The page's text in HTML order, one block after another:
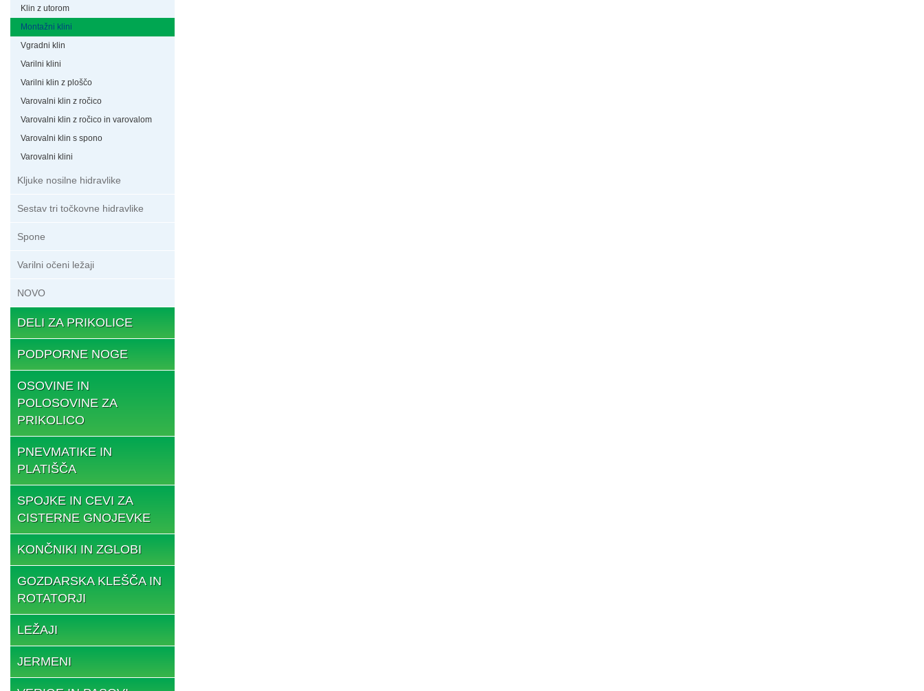
Klin z utorom
Montažni klini
Vgradni klin
Varilni klini
Varilni klin z ploščo
Varovalni klin z ročico
Varovalni klin z ročico in varovalom
Varovalni klin s spono
Varovalni klini
Kljuke nosilne hidravlike
Sestav tri točkovne hidravlike
Spone
Varilni očeni ležaji
NOVO
DELI ZA PRIKOLICE
PODPORNE NOGE
OSOVINE IN
POLOSOVINE ZA
PRIKOLICO
PNEVMATIKE IN
PLATIŠČA
SPOJKE IN CEVI ZA
CISTERNE GNOJEVKE
KONČNIKI IN ZGLOBI
GOZDARSKA KLEŠČA IN
ROTATORJI
LEŽAJI
JERMENI